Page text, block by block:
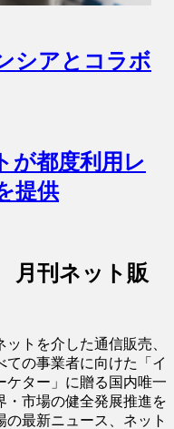
シアとコラボ
が都度利用レ
提供
月刊ネット販
トを介した通信販売、
の事業者に向けた「イ
ケター」に贈る国内唯一
・市場の健全発展推進を
最新ニュース、ネット